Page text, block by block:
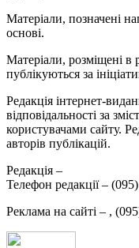
Матеріали, позначені
основі.
Матеріали, розміщені в
публікуються за
Редакція інтернет-
відповідальності за
користувачами сайту.
авторів публікацій.
Редакція –
Телефон редакції –
Реклама на сайті – ,